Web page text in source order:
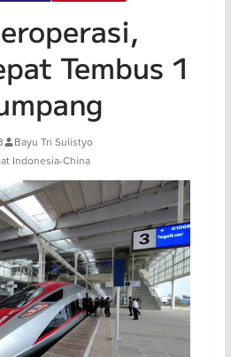
Tembus 1
Bayu Tri Sulistyo
Indonesia-China